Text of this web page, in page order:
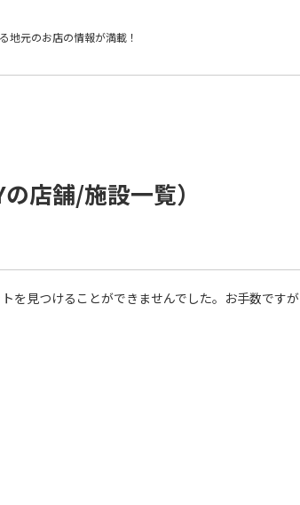
地元のお店の情報が満載！
店舗/施設一覧）
を見つけることができませんでした。お手数ですが